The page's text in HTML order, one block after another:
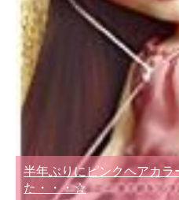
半年ぶりにピンクヘアカラ
た・・・☆